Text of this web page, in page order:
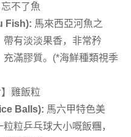
不了魚
Fish): 馬來西亞河魚之
帶有淡淡果香，非常矜
滿膠質。(*海鮮種類視季
雞飯粒
Balls): 馬六甲特色美
粒乒乓球大小嘅飯糰，